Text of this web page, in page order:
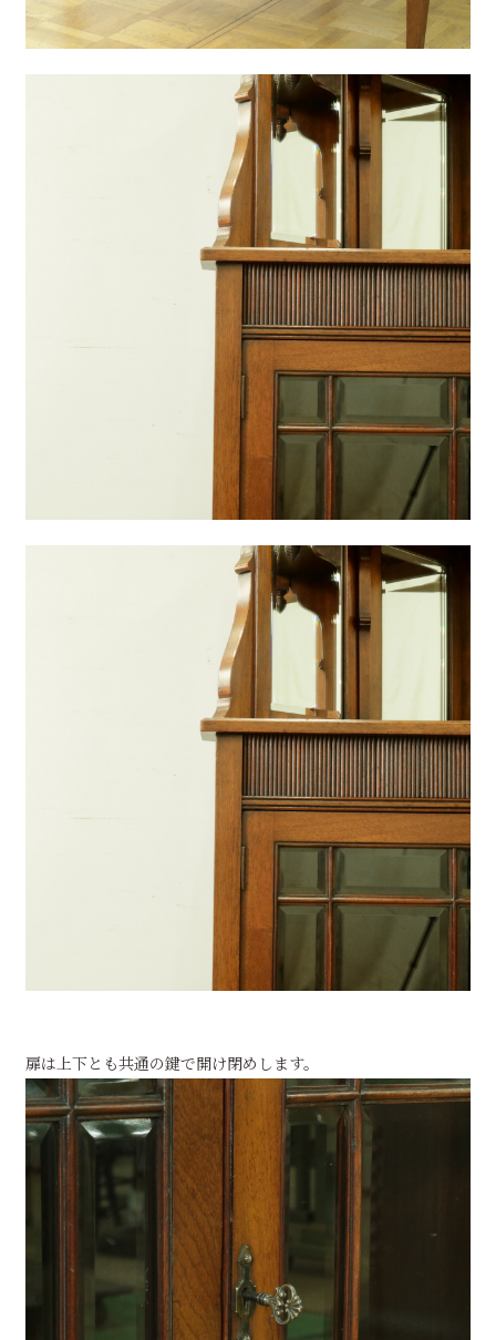
扉は上下とも共通の鍵で開け閉めします。